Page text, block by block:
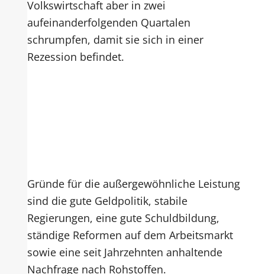
Volkswirtschaft aber in zwei
aufeinanderfolgenden Quartalen
schrumpfen, damit sie sich in einer
Rezession befindet.
Gründe für die außergewöhnliche Leistung
sind die gute Geldpolitik, stabile
Regierungen, eine gute Schuldbildung,
ständige Reformen auf dem Arbeitsmarkt
sowie eine seit Jahrzehnten anhaltende
Nachfrage nach Rohstoffen.